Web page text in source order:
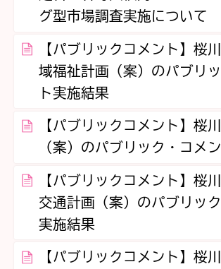
グ型市場調査実施について
【パブリックコメント】桜
域福祉計画（案）のパブリ
ト実施結果
【パブリックコメント】桜
（案）のパブリック・コメ
【パブリックコメント】桜
交通計画（案）のパブリッ
実施結果
【パブリックコメント】桜